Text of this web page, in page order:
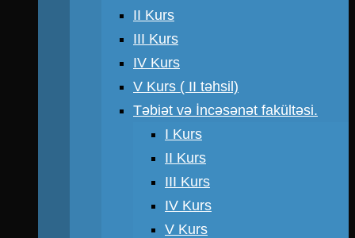
II Kurs
III Kurs
IV Kurs
V Kurs ( II təhsil)
Təbiət və İncəsənət fakültəsi.
I Kurs
II Kurs
III Kurs
IV Kurs
V Kurs